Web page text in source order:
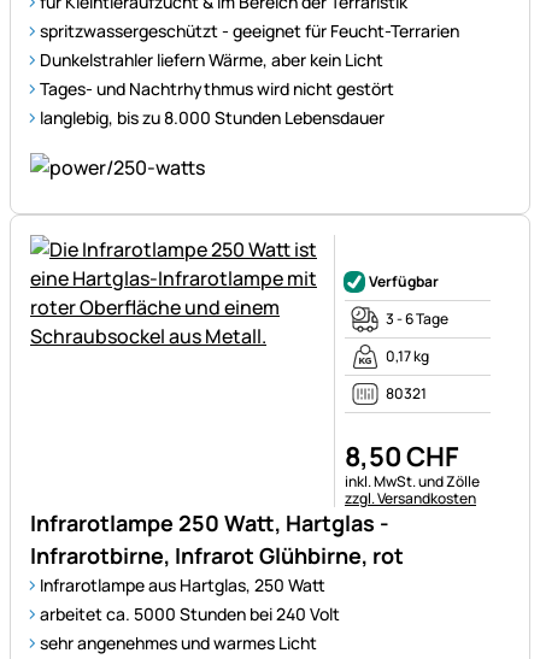
spritzwassergeschützt - geeignet für Feucht-Terrarien
Dunkelstrahler liefern Wärme, aber kein Licht
Tages- und Nachtrhythmus wird nicht gestört
langlebig, bis zu 8.000 Stunden Lebensdauer
Infrarotlampe 250 Watt, Hartglas -
Infrarotbirne, Infrarot Glühbirne, rot
Infrarotlampe aus Hartglas, 250 Watt
arbeitet ca. 5000 Stunden bei 240 Volt
sehr angenehmes und warmes Licht
Verfügbar
3 - 6 Tage
0,17 kg
80321
8,50CHF
Steuerhinweis:
inkl. MwSt. und Zölle
zzgl. Versandkosten